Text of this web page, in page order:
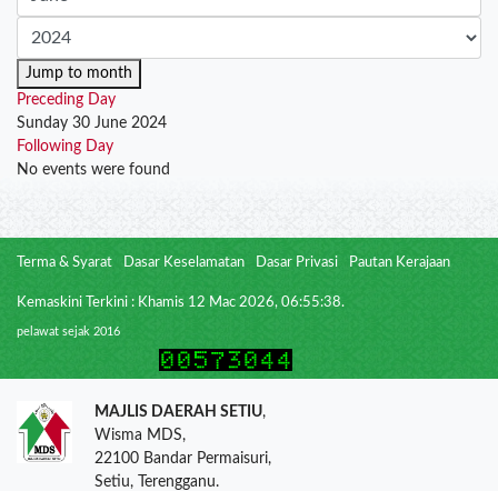
Jump to month
Preceding Day
Sunday 30 June 2024
Following Day
No events were found
Terma & Syarat Dasar Keselamatan Dasar Privasi Pautan Kerajaan
Kemaskini Terkini : Khamis 12 Mac 2026, 06:55:38.
pelawat sejak 2016
MAJLIS DAERAH SETIU,
Wisma MDS,
22100 Bandar Permaisuri,
Setiu, Terengganu.